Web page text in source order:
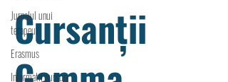
Jurnalul unui
terapeut
Erasmus
Informatii cursuri
Cursanții